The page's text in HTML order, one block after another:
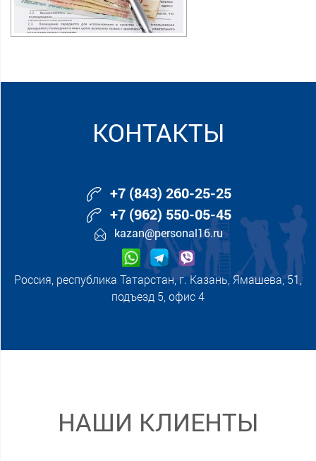
КОНТАКТЫ
+7 (843) 260-25-25
+7 (962) 550-05-45
kazan@personal16.ru
Россия, республика Татарстан, г. Казань, Ямашева, 51,
подъезд 5, офис 4
НАШИ КЛИЕНТЫ